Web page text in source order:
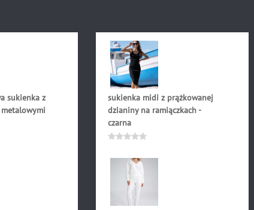
sukienka z
sukienka midi z prążkowanej
dzianiny na ramiączkach -
czarna
0